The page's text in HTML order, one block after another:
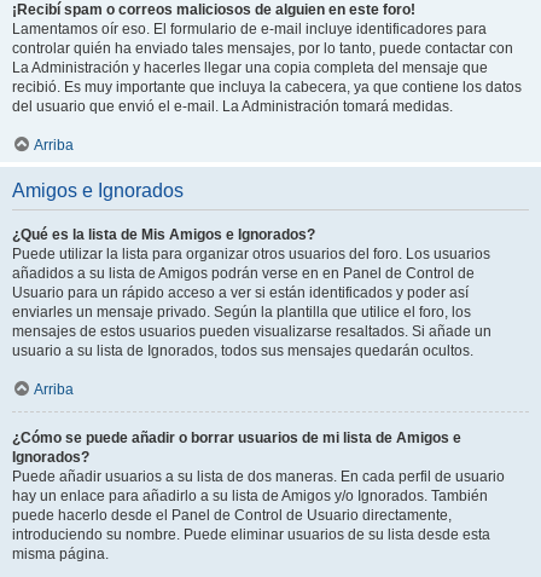
¡Recibí spam o correos maliciosos de alguien en este foro!
Lamentamos oír eso. El formulario de e-mail incluye identificadores para
controlar quién ha enviado tales mensajes, por lo tanto, puede contactar con
La Administración y hacerles llegar una copia completa del mensaje que
recibió. Es muy importante que incluya la cabecera, ya que contiene los datos
del usuario que envió el e-mail. La Administración tomará medidas.
Arriba
Amigos e Ignorados
¿Qué es la lista de Mis Amigos e Ignorados?
Puede utilizar la lista para organizar otros usuarios del foro. Los usuarios
añadidos a su lista de Amigos podrán verse en en Panel de Control de
Usuario para un rápido acceso a ver si están identificados y poder así
enviarles un mensaje privado. Según la plantilla que utilice el foro, los
mensajes de estos usuarios pueden visualizarse resaltados. Si añade un
usuario a su lista de Ignorados, todos sus mensajes quedarán ocultos.
Arriba
¿Cómo se puede añadir o borrar usuarios de mi lista de Amigos e
Ignorados?
Puede añadir usuarios a su lista de dos maneras. En cada perfil de usuario
hay un enlace para añadirlo a su lista de Amigos y/o Ignorados. También
puede hacerlo desde el Panel de Control de Usuario directamente,
introduciendo su nombre. Puede eliminar usuarios de su lista desde esta
misma página.